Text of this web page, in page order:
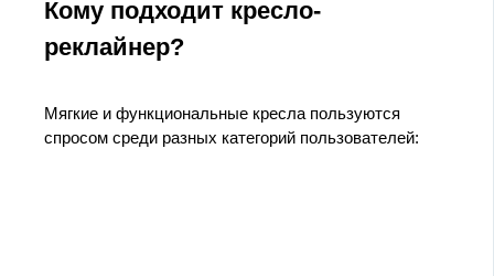
Кому подходит кресло-
реклайнер?
Мягкие и функциональные кресла пользуются
спросом среди разных категорий пользователей: